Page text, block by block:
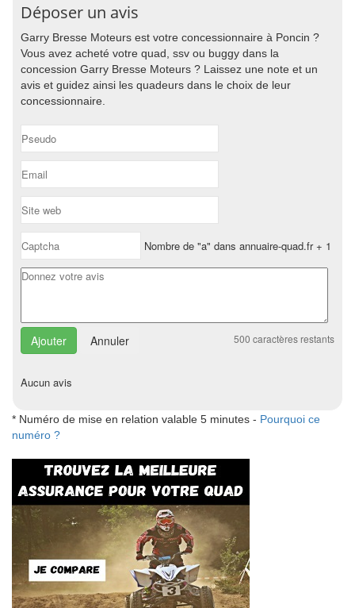
Déposer un avis
Garry Bresse Moteurs est votre concessionnaire à Poncin ?
Vous avez acheté votre quad, ssv ou buggy dans la
concession Garry Bresse Moteurs ? Laissez une note et un
avis et guidez ainsi les quadeurs dans le choix de leur
concessionnaire.
Nombre de "a" dans annuaire-quad.fr + 1
Annuler 500 caractères restants
Aucun avis
* Numéro de mise en relation valable 5 minutes - Pourquoi ce
numéro ?